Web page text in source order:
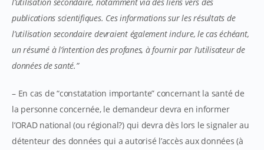
publications scientifiques. Ces informations sur les résultats de
l’utilisation secondaire devraient également inclure, le cas échéant,
un résumé à l’intention des profanes, à fournir par l’utilisateur de
données de santé.”
– En cas de “constatation importante” concernant la santé de
la personne concernée, le demandeur devra en informer
l’ORAD national (ou régional?) qui devra dès lors le signaler au
détenteur des données qui a autorisé l’accès aux données (à